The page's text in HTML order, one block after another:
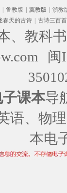
鲁教版 冀教版
浙教
春天的古诗 古诗三百首
、教科
闽
子课本导
语、物
本电